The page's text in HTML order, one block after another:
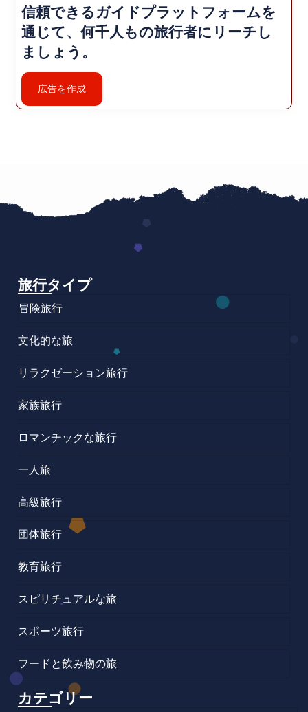
信頼できるガイドプラットフォームを
通じて、何千人もの旅行者にリーチし
ましょう。
広告を作成
旅行タイプ
冒険旅行
文化的な旅
リラクゼーション旅行
家族旅行
ロマンチックな旅行
一人旅
高級旅行
団体旅行
教育旅行
スピリチュアルな旅
スポーツ旅行
フードと飲み物の旅
カテゴリー